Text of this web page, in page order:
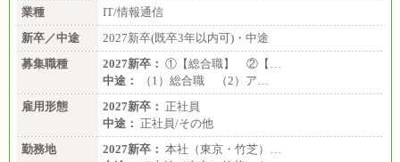
業種
IT/情報通信
新卒／中途
2027新卒(既卒3年以内可)・中途
募集職種
2027新卒： ①【総合職】 ②【…
中途：
（1）総合職 （2）ア…
雇用形態
2027新卒： 正社員
中途： 正社員/その他
勤務地
2027新卒： 本社（東京・竹芝）…